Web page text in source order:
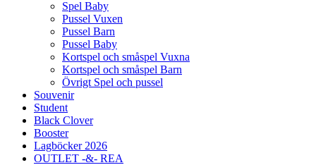
Spel Baby
Pussel Vuxen
Pussel Barn
Pussel Baby
Kortspel och småspel Vuxna
Kortspel och småspel Barn
Övrigt Spel och pussel
Souvenir
Student
Black Clover
Booster
Lagböcker 2026
OUTLET -&- REA